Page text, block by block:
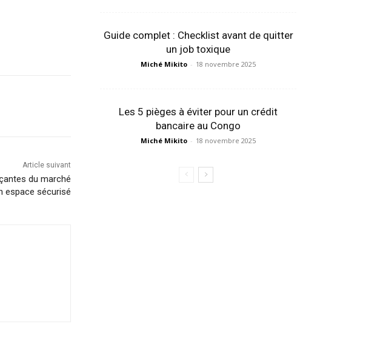
Article suivant
du marché
espace sécurisé
Guide complet : Checklist avant de quitter
un job toxique
Miché Mikito - 18 novembre 2025
Les 5 pièges à éviter pour un crédit
bancaire au Congo
Miché Mikito - 18 novembre 2025